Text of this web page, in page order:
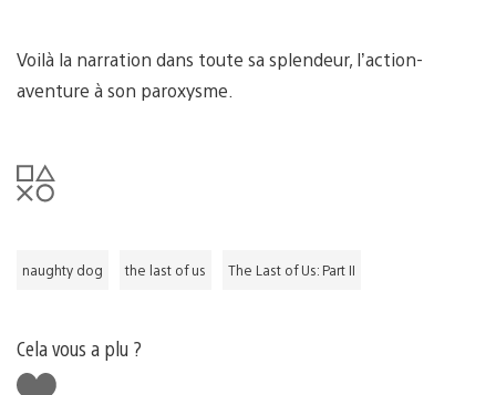
Voilà la narration dans toute sa splendeur, l’action-
aventure à son paroxysme.
naughty dog the last of us The Last of Us: Part II
Cela vous a plu ?
J'aime